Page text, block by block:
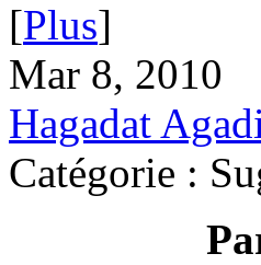
[Plus]
Mar 8, 2010
Hagadat
Catégorie :